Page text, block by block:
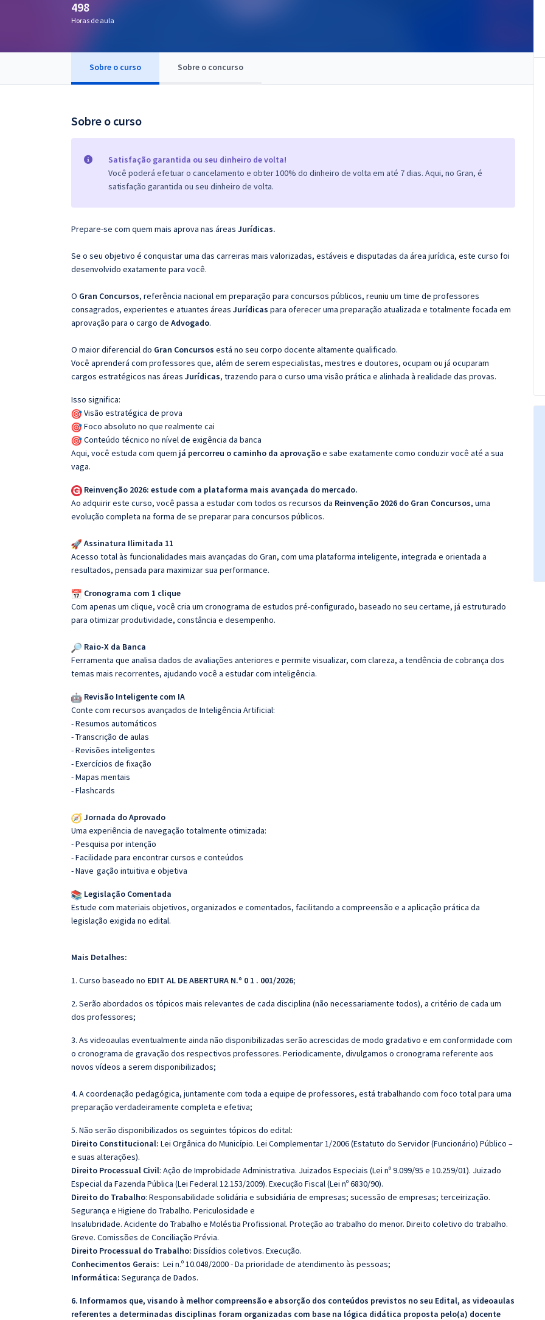
Questões grátis
498
Horas de aula
Sobre o curso Sobre o concurso
Sobre o curso
Satisfação garantida ou seu dinheiro de volta!
Você poderá efetuar o cancelamento e obter 100% do dinheiro de volta em até 7 dias. Aqui, no Gran, é
satisfação garantida ou seu dinheiro de volta.
Prepare-se com quem mais aprova nas áreas Jurídicas.
Se o seu objetivo é conquistar uma das carreiras mais valorizadas, estáveis e disputadas da área jurídica, este curso foi
desenvolvido exatamente para você.
O Gran Concursos, referência nacional em preparação para concursos públicos, reuniu um time de professores
consagrados, experientes e atuantes áreas Jurídicas para oferecer uma preparação atualizada e totalmente focada em
aprovação para o cargo de Advogado.
O maior diferencial do Gran Concursos está no seu corpo docente altamente qualificado.
Você aprenderá com professores que, além de serem especialistas, mestres e doutores, ocupam ou já ocuparam
cargos estratégicos nas áreas Jurídicas, trazendo para o curso uma visão prática e alinhada à realidade das provas.
Isso significa:
Visão estratégica de prova
Foco absoluto no que realmente cai
Conteúdo técnico no nível de exigência da banca
Aqui, você estuda com quem já percorreu o caminho da aprovaçãoe sabe exatamente como conduzir você até a sua
vaga.
Reinvenção 2026: estude com a plataforma mais avançada do mercado.
Ao adquirir este curso, você passa a estudar com todos os recursos da Reinvenção 2026 do Gran Concursos, uma
evolução completa na forma de se preparar para concursos públicos.
Assinatura Ilimitada 11
Acesso total às funcionalidades mais avançadas do Gran, com uma plataforma inteligente, integrada e orientada a
resultados, pensada para maximizar sua performance.
Cronograma com 1 clique
Com apenas um clique, você cria um cronograma de estudos pré-configurado, baseado no seu certame, já estruturado
para otimizar produtividade, constância e desempenho.
Raio-X da Banca
Ferramenta que analisa dados de avaliações anteriores e permite visualizar, com clareza, a tendência de cobrança dos
temas mais recorrentes, ajudando você a estudar com inteligência.
Revisão Inteligente com IA
Conte com recursos avançados de Inteligência Artificial:
- Resumos automáticos
- Transcrição de aulas
- Revisões inteligentes
- Exercícios de fixação
- Mapas mentais
- Flashcards
Jornada do Aprovado
Uma experiência de navegação totalmente otimizada:
- Pesquisa por intenção
- Facilidade para encontrar cursos e conteúdos
- Nave gação intuitiva e objetiva
Legislação Comentada
Estude com materiais objetivos, organizados e comentados, facilitando a compreensão e a aplicação prática da
legislação exigida no edital.
Mais Detalhes:
1. Curso baseado no EDIT AL DE ABERTURA N.º 0 1 . 001/2026;
2. Serão abordados os tópicos mais relevantes de cada disciplina (não necessariamente todos), a critério de cada um
dos professores;
3. As videoaulas eventualmente ainda não disponibilizadas serão acrescidas de modo gradativo e em conformidade com
o cronograma de gravação dos respectivos professores. Periodicamente, divulgamos o cronograma referente aos
novos vídeos a serem disponibilizados;
4. A coordenação pedagógica, juntamente com toda a equipe de professores, está trabalhando com foco total para uma
preparação verdadeiramente completa e efetiva;
5. Não serão disponibilizados os seguintes tópicos do edital:
Direito Constitucional: Lei Orgânica do Município. Lei Complementar 1/2006 (Estatuto do Servidor (Funcionário) Público –
e suas alterações).
Direito Processual Civil: Ação de Improbidade Administrativa. Juizados Especiais (Lei nº 9.099/95 e 10.259/01). Juizado
Especial da Fazenda Pública (Lei Federal 12.153/2009). Execução Fiscal (Lei nº 6830/90).
Direito do Trabalho: Responsabilidade solidária e subsidiária de empresas; sucessão de empresas; terceirização.
Segurança e Higiene do Trabalho. Periculosidade e
Insalubridade. Acidente do Trabalho e Moléstia Profissional. Proteção ao trabalho do menor. Direito coletivo do trabalho.
Greve. Comissões de Conciliação Prévia.
Direito Processual do Trabalho: Dissídios coletivos. Execução.
Conhecimentos Gerais: Lei n.º 10.048/2000 - Da prioridade de atendimento às pessoas;
Informática: Segurança de Dados.
6. Informamos que, visando à melhor compreensão e absorção dos conteúdos previstos no seu Edital, as videoaulas
referentes a determinadas disciplinas foram organizadas com base na lógica didática proposta pelo(a) docente